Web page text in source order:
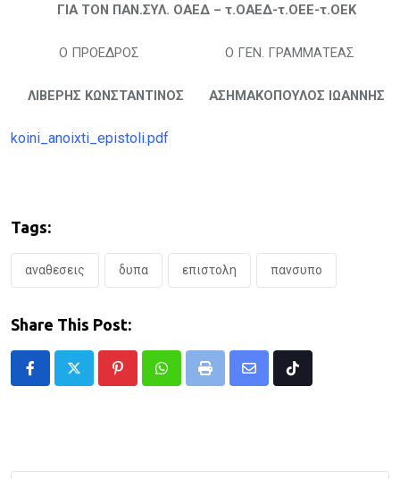
ΓΙΑ ΤΟΝ ΠΑΝ.ΣΥΛ. ΟΑΕΔ – τ.ΟΑΕΔ-τ.ΟΕΕ-τ.ΟΕΚ
Ο ΠΡΟΕΔΡΟΣ Ο ΓΕΝ. ΓΡΑΜΜΑΤΕΑΣ
ΛΙΒΕΡΗΣ ΚΩΝΣΤΑΝΤΙΝΟΣ ΑΣΗΜΑΚΟΠΟΥΛΟΣ ΙΩΑΝΝΗΣ
koini_anoixti_epistoli.pdf
Tags:
αναθεσεις δυπα επιστολη πανσυπο
Share This Post:
PinterestWhatsappPrint
Share
Tiktok